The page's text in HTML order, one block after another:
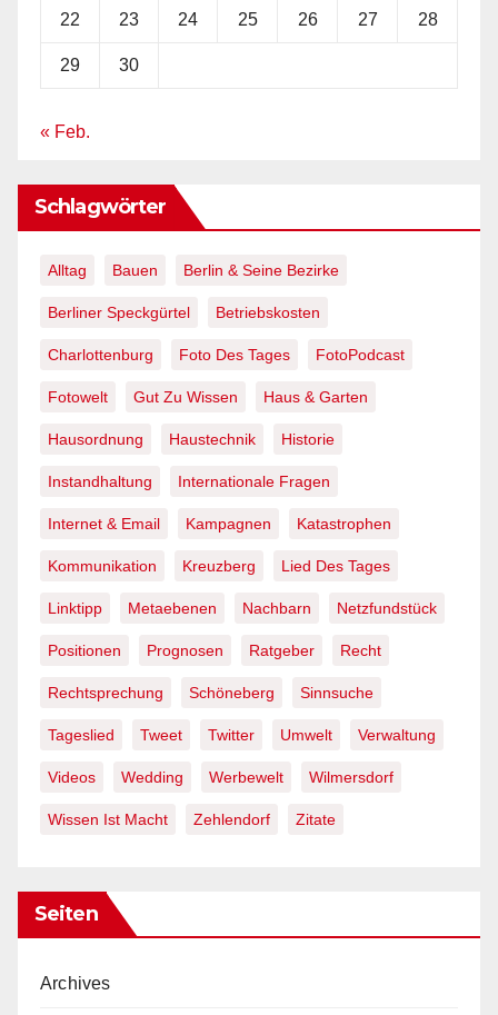
22 23 24 25 26 27 28
29 30
« Feb.
Schlagwörter
Alltag Bauen Berlin & Seine Bezirke
Berliner Speckgürtel Betriebskosten
Charlottenburg Foto Des Tages FotoPodcast
Fotowelt Gut Zu Wissen Haus & Garten
Hausordnung Haustechnik Historie
Instandhaltung Internationale Fragen
Internet & Email Kampagnen Katastrophen
Kommunikation Kreuzberg Lied Des Tages
Linktipp Metaebenen Nachbarn Netzfundstück
Positionen Prognosen Ratgeber Recht
Rechtsprechung Schöneberg Sinnsuche
Tageslied Tweet Twitter Umwelt Verwaltung
Videos Wedding Werbewelt Wilmersdorf
Wissen Ist Macht Zehlendorf Zitate
Seiten
Archives